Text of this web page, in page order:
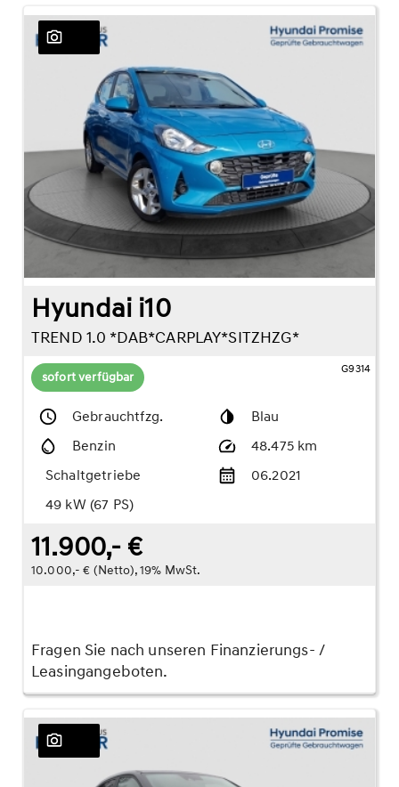
Hyundai i10
TREND 1.0 *DAB*CARPLAY*SITZHZG*
sofort verfügbar
G9314
Gebrauchtfzg.
Blau
Benzin
48.475 km
Schaltgetriebe
06.2021
49 kW (67 PS)
11.900,- €
10.000,- € (Netto), 19% MwSt.
Fragen Sie nach unseren Finanzierungs- /
Leasingangeboten.